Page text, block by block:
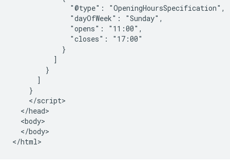
              "@type": "OpeningHoursSpecification",
              "dayOfWeek": "Sunday",
              "opens": "11:00",
              "closes": "17:00"
            }
          ]
        }
      ]
    }
    </script>
  </head>
  <body>
  </body>
</html>